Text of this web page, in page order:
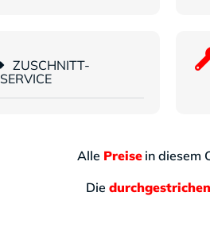
ZUSCHNITT-
SERVICE
Alle Preisein diesem
Die